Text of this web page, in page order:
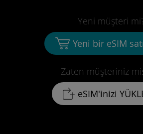
Zaten müşteriniz
eSIM'inizi
Yeni müşteri
Yeni bir eSIM